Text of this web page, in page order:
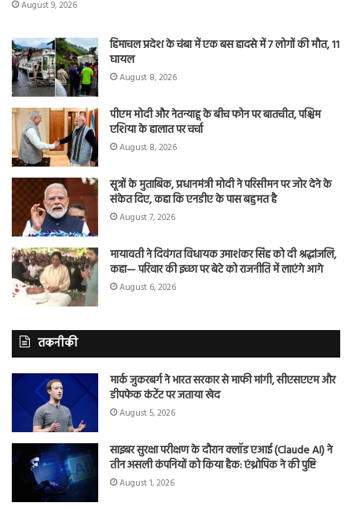
August 9, 2026
हिमाचल प्रदेश के चंबा में एक बस हादसे में 7 लोगों की मौत, 11
घायल
August 8, 2026
पीएम मोदी और नेतन्याहू के बीच फोन पर बातचीत, पश्चिम
एशिया के हालात पर चर्चा
August 8, 2026
सूत्रों के मुताबिक, प्रधानमंत्री मोदी ने परिसीमन पर जोर देने के
संकेत दिए, कहा कि एनडीए के पास बहुमत है
August 7, 2026
मायावती ने दिवंगत विधायक उमाशंकर सिंह को दी श्रद्धांजलि,
कहा— परिवार की इच्छा पर बेटे को राजनीति में लाएंगे आगे
August 6, 2026
तकनीकी
मार्क जुकरबर्ग ने भारत सरकार से माफी मांगी, सीएसएएम और
डीपफेक कंटेंट पर जताया खेद
August 5, 2026
साइबर सुरक्षा परीक्षण के दौरान क्लॉड एआई (Claude AI) ने
तीन असली कंपनियों को किया हैक: एंथ्रोपिक ने की पुष्टि
August 1, 2026